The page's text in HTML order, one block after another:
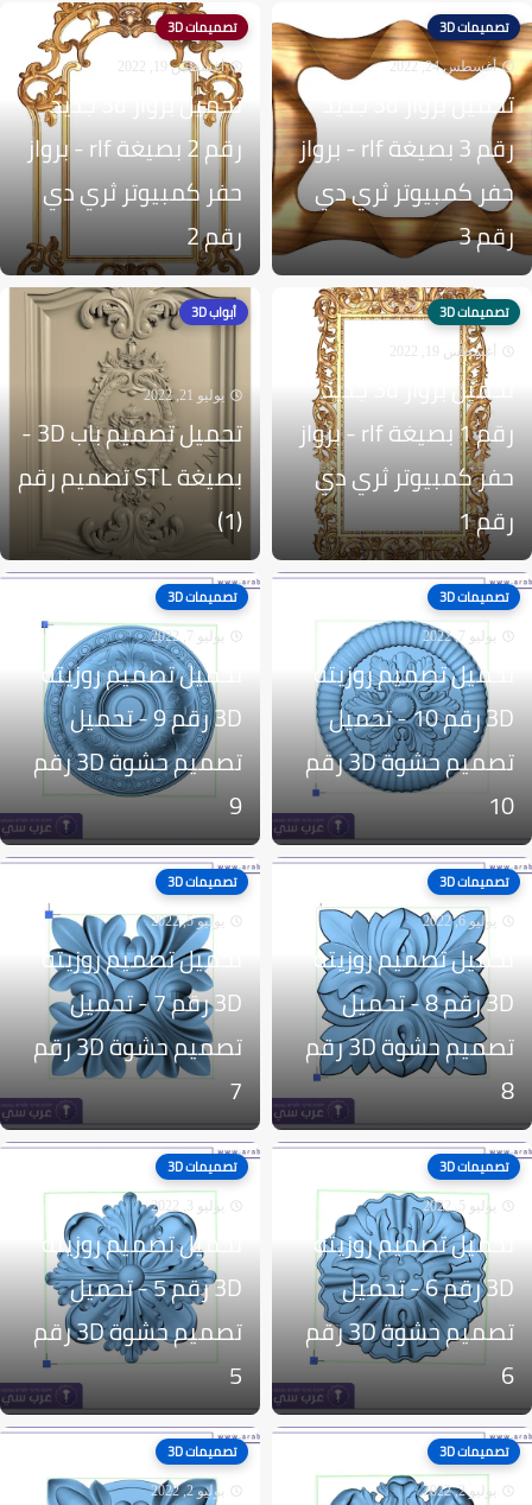
تصميمات 3D
أغسطس 24, 2022
رقم 3 بصيغة rlf - برواز
حفر كمبيوتر ثري دي
رقم 3
تصميمات 3D
أغسطس 19, 2022
تحميل برواز 3d جديد
رقم 2 بصيغة rlf - برواز
حفر كمبيوتر ثري دي
رقم 2
تصميمات 3D
أغسطس 19, 2022
تحميل برواز 3d جديد
رقم 1 بصيغة rlf - برواز
حفر كمبيوتر ثري دي
رقم 1
أبواب 3D
يوليو 21, 2022
تحميل تصميم باب 3D -
بصيغة STL تصميم رقم
(1)
تصميمات 3D
يوليو 7, 2022
تحميل تصميم روزيته
3D رقم 10 - تحميل
تصميم حشوة 3D رقم
10
تصميمات 3D
يوليو 7, 2022
تحميل تصميم روزيته
3D رقم 9 - تحميل
تصميم حشوة 3D رقم
9
تصميمات 3D
يوليو 6, 2022
تحميل تصميم روزيته
3D رقم 8 - تحميل
تصميم حشوة 3D رقم
8
تصميمات 3D
يوليو 5, 2022
تحميل تصميم روزيته
3D رقم 7 - تحميل
تصميم حشوة 3D رقم
7
تصميمات 3D
يوليو 5, 2022
تحميل تصميم روزيته
3D رقم 6 - تحميل
تصميم حشوة 3D رقم
6
تصميمات 3D
يوليو 3, 2022
تحميل تصميم روزيته
3D رقم 5 - تحميل
تصميم حشوة 3D رقم
5
تصميمات 3D
يوليو 2, 2022
تصميمات 3D
يوليو 2, 2022